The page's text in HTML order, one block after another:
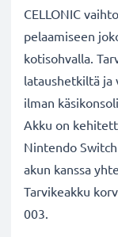
CELLONIC
pelaamiseen
kotisohvalla.
lataushetkiltä ja
ilman
Akku on
Nintendo
akun kanssa
Tarvikeakku
003.